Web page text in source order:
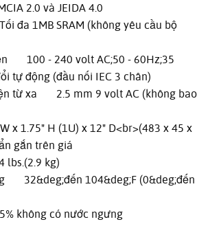
2.0 và JEIDA 4.0
1MB SRAM (không yêu cầu bộ
100 - 240 volt AC;50 - 60Hz;35
tự động (đầu nối IEC 3 chân)
từ xa 2.5 mm 9 volt AC (không bao
1.75" H (1U) x 12" D<br>(483 x 45 x
gắn trên giá
kg)
32&deg;đến 104&deg;F (0&deg;đến
không có nước ngưng